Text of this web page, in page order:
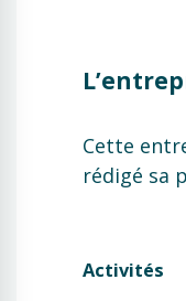
Cette
rédigé sa
Activités